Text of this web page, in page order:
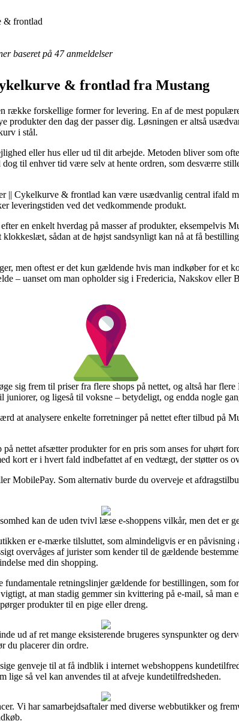
& frontlad
baseret på 47 anmeldelser
& frontlad fra Mustang
række forskellige former for levering. En af de mest
produkter den dag der passer dig. Løsningen er altså
i stål.
eller hus eller ud til dit arbejde. Metoden bliver som
til enhver tid være selv at hente ordren, som desværre
|| Cykelkurve & frontlad kan være usædvanlig central ifald
leveringstiden ved det vedkommende produkt.
en enkelt hverdag på masser af produkter, eksempelvis
sådan at de højst sandsynligt kan nå at få
men oftest er det kun gældende hvis man indkøber for et
– uanset om man opholder sig i Fredericia, Nakskov eller
sig frem til priser fra flere shops på nettet, og altså har
juniorer, og ligeså til voksne – betydeligt, og endda nogle
at analysere enkelte forretninger på nettet efter tilbud på
nettet afsætter produkter for en pris som anses for uhørt
kort er i hvert fald indbefattet af en vedtægt, der støtter os
MobilePay. Som alternativ burde du overveje et
kan de uden tvivl læse e-shoppens vilkår, men det er
er e-mærke tilsluttet, som almindeligvis er en påvisning
overvåges af jurister som kender til de gældende
med din shopping.
retningslinjer gældende for bestillingen, som
at man stadig gemmer sin kvittering på e-mail, så man
produkter til en pige eller dreng.
ud af ret mange eksisterende brugeres synspunkter og
du placerer din ordre.
genveje til at få indblik i internet webshoppens
lige så vel kan anvendes til at afveje kundetilfredsheden.
Vi har samarbejdsaftaler med diverse webbutikker og